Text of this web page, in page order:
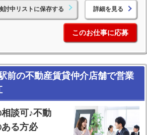
討中リストに保存する 詳細を見る
このお仕事に応募
前の不動産賃貸仲介店舗で営業
談可♪不動
る方必